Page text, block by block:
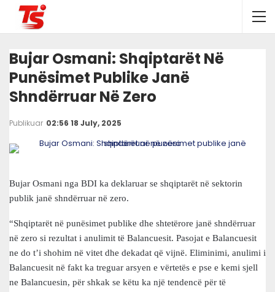
Bujar Osmani: Shqiptarët Në
Punësimet Publike Janë
Shndërruar Në Zero
Publikuar 02:56 18 July, 2025
Bujar Osmani nga BDI ka deklaruar se shqiptarët në sektorin
publik janë shndërruar në zero.
“Shqiptarët në punësimet publike dhe shtetërore janë shndërruar
në zero si rezultat i anulimit të Balancuesit. Pasojat e Balancuesit
ne do t’i shohim në vitet dhe dekadat që vijnë. Eliminimi, anulimi i
Balancuesit në fakt ka treguar arsyen e vërtetës e pse e kemi sjell
ne Balancuesin, për shkak se këtu ka një tendencë për të